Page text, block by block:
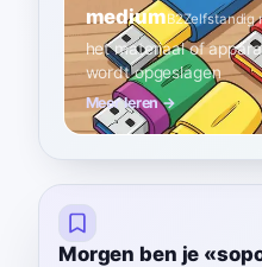
mediumB2Zelfstandig
het materiaal of
wordt opgeslagen
Meer leren →
Morgen ben je